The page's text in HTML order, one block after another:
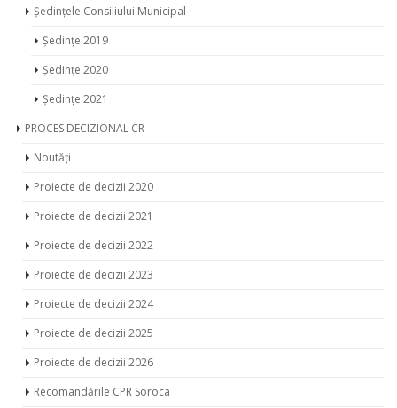
Ședințele Consiliului Municipal
Ședințe 2019
Ședințe 2020
Ședințe 2021
PROCES DECIZIONAL CR
Noutăți
Proiecte de decizii 2020
Proiecte de decizii 2021
Proiecte de decizii 2022
Proiecte de decizii 2023
Proiecte de decizii 2024
Proiecte de decizii 2025
Proiecte de decizii 2026
Recomandările CPR Soroca